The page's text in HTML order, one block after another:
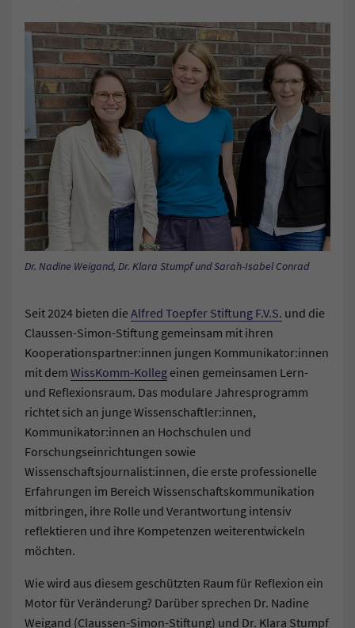
Dr. Nadine Weigand, Dr. Klara Stumpf und Sarah-Isabel Conrad
Seit 2024 bieten dieAlfred Toepfer Stiftung F.V.S. und die
Claussen-Simon-Stiftung gemeinsam mit ihren
Kooperationspartner:innen jungen Kommunikator:innen
mit dem WissKomm-Kolleg einen gemeinsamen Lern-
und Reflexionsraum. Das modulare Jahresprogramm
richtet sich an junge Wissenschaftler:innen,
Kommunikator:innen an Hochschulen und
Forschungseinrichtungen sowie
Wissenschaftsjournalist:innen, die erste professionelle
Erfahrungen im Bereich Wissenschaftskommunikation
mitbringen, ihre Rolle und Verantwortung intensiv
reflektieren und ihre Kompetenzen weiterentwickeln
möchten.
Wie wird aus diesem geschützten Raum für Reflexion ein
Motor für Veränderung? Darüber sprechen Dr. Nadine
Weigand (Claussen-Simon-Stiftung) und Dr. Klara Stumpf